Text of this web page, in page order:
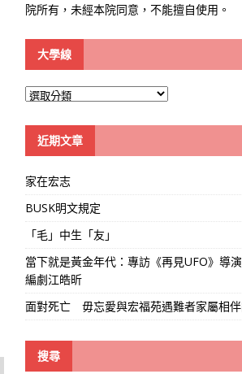
院所有，未經本院同意，不能擅自使用。
大學線
大
線
近期文章
家在宏志
BUSK明文規定
「毛」中生「友」
當下就是黃金年代：專訪《再見UFO》導
編劇江皓昕
面對死亡 毋忘愛與宏福苑遇難者家屬相
搜尋